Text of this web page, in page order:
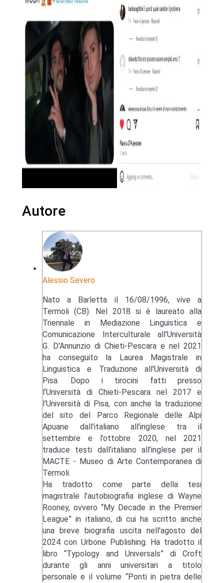
Autore
Alessio Severo
Nato a Barletta il 16/08/1996, vive a
Termoli (CB). Nel 2018 si è laureato alla
Triennale in Mediazione Linguistica e
Comunicazione Interculturale all'Università
G. D'Annunzio di Chieti-Pescara e nel 2021
ha conseguito la Laurea Magistrale in
Linguistica e Traduzione all'Università di
Pisa. Dopo i tirocini fatti presso
l’Università di Chieti-Pescara nel 2017 e
l’Università di Pisa, con anche la traduzione
del sito del Parco Regionale delle Alpi
Apuane dall’italiano all’inglese tra il
settembre e l’ottobre 2020, nel 2021
traduce testi dall’italiano all’inglese per il
MACTE - Museo di Arte Contemporanea di
Termoli.
Ha tradotto come parte della tesi
magistrale l’autobiografia inglese di Wayne
Rooney, ovvero “My Decade in the Premier
League” in italiano, di cui ha scritto anche
una breve biografia uscita nell'agosto del
2024 con Urbone Publishing. Ha tradotto il
libro “Typology and Universals” di Croft
durante gli anni universitari a titolo
personale e il volume “Ponti in pietra delle